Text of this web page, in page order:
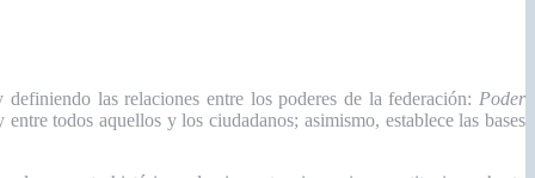
las relaciones entre los poderes de la federación: Poder
entre todos aquellos y los ciudadanos; asimismo, establece las bases